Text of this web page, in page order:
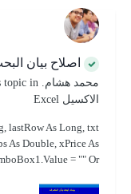
اصلاح بيان
محمد هشام. topic in
الاكسيل Excel
lastRow As Long, txt
As Double, xPrice As
= "" Or...